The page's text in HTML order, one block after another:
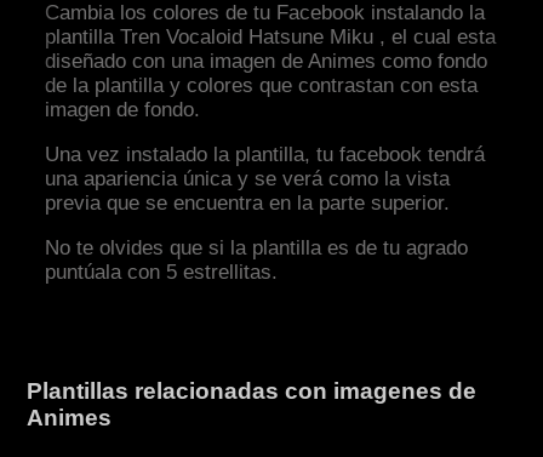
Cambia los colores de tu Facebook instalando la
plantilla Tren Vocaloid Hatsune Miku , el cual esta
diseñado con una imagen de Animes como fondo
de la plantilla y colores que contrastan con esta
imagen de fondo.
Una vez instalado la plantilla, tu facebook tendrá
una apariencia única y se verá como la vista
previa que se encuentra en la parte superior.
No te olvides que si la plantilla es de tu agrado
puntúala con 5 estrellitas.
Plantillas relacionadas con imagenes de
Animes